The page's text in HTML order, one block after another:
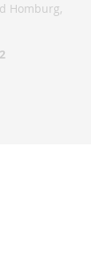
Homburg,